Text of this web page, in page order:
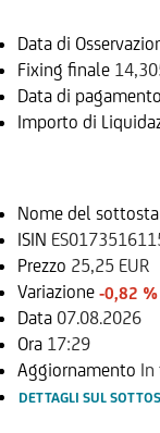
Data di
Fixing finale
Data di pagamento
Importo di
Nome del
ISIN
Prezzo 25,25 EUR
Variazione -0,82 %
Data 07.08.2026
Ora 17:29
Aggiornamento In
DETTAGLI SUL